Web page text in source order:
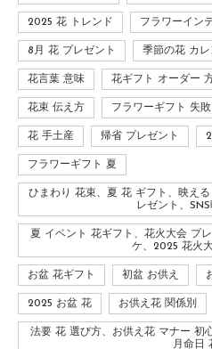
2025 花 トレンド フラワーイン
8月 花 プレゼント 季節の花 カレ
花言葉 意味 花ギフト オーダー
花束 伝え方 フラワーギフト 失
花 手土産 帰省 プレゼント
フラワーギフト 夏
ひまわり 花束、夏 花 ギフト、映え
レゼント、
夏 イベント 花ギフト、花火大会 プ
ケ、2025 花火
お盆 花ギフト 初盆 お供え
2025 お盆 花 お供え花 関係別
法要 花 選び方、お供え花 マナー 初
月命日